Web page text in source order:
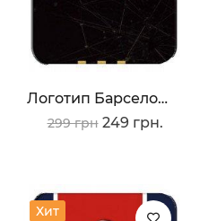
Логотип Барселоны
299 грн 249 грн.
Хит